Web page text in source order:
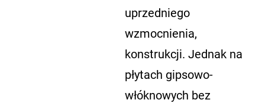
uprzedniego
wzmocnienia,
konstrukcji. Jednak na
płytach gipsowo-
włóknowych bez